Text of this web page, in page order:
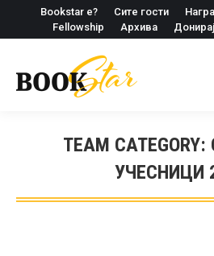
Bookstar е? Сите гости
Fellowship
Архива Донирај
TEAM CATEGORY:
УЧЕСНИЦИ